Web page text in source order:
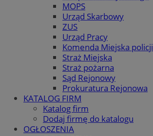
MOPS
Urząd Skarbowy
ZUS
Urząd Pracy
Komenda Miejska policji
Straż Miejska
Straż pożarna
Sąd Rejonowy
Prokuratura Rejonowa
KATALOG FIRM
Katalog firm
Dodaj firmę do katalogu
OGŁOSZENIA